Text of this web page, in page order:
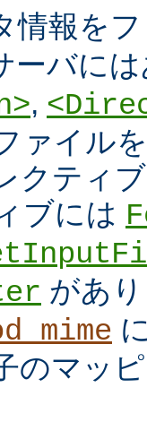
情報を
ーバに
,
ァイル
クティ
ブには
があ
のマッ